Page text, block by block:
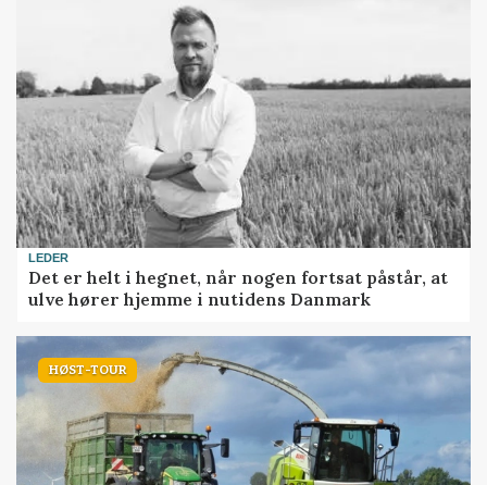
LEDER
Det er helt i hegnet, når nogen fortsat påstår, at
ulve hører hjemme i nutidens Danmark
HØST-TOUR